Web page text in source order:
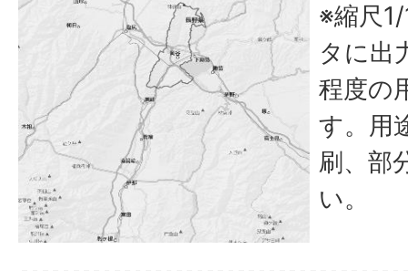
※縮尺
タに出
程度の
す。用
刷、部
い。